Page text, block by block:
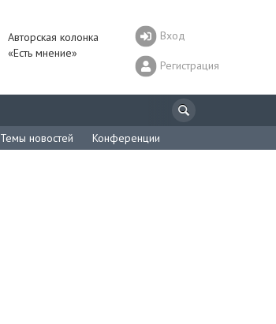
Авторская колонка
«Есть мнение»
Вход
Регистрация
Темы новостей Конференции